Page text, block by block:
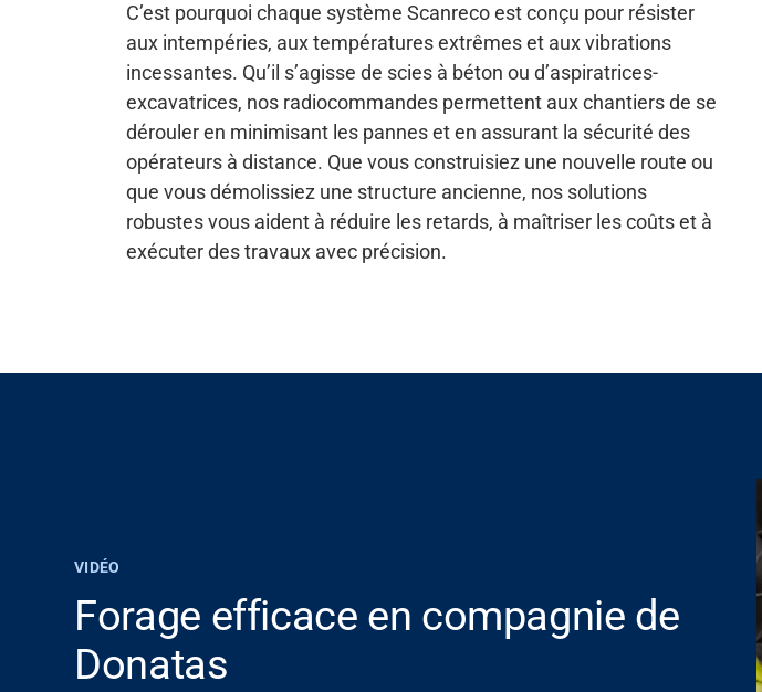
Carrière
C’est pourquoi chaque système Scanreco est conçu pour résister
aux intempéries, aux températures extrêmes et aux vibrations
incessantes. Qu’il s’agisse de scies à béton ou d’aspiratrices-
excavatrices, nos radiocommandes permettent aux chantiers de se
dérouler en minimisant les pannes et en assurant la sécurité des
opérateurs à distance. Que vous construisiez une nouvelle route ou
que vous démolissiez une structure ancienne, nos solutions
robustes vous aident à réduire les retards, à maîtriser les coûts et à
exécuter des travaux avec précision.
VIDÉO
Forage efficace en compagnie de
Donatas